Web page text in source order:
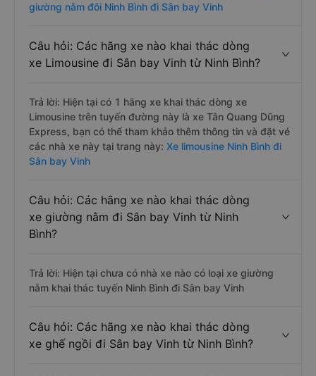
giường nằm đôi Ninh Bình đi Sân bay Vinh
Câu hỏi: Các hãng xe nào khai thác dòng
xe Limousine đi Sân bay Vinh từ Ninh Bình?
Trả lời: Hiện tại có 1 hãng xe khai thác dòng xe
Limousine trên tuyến đường này là xe Tân Quang Dũng
Express, bạn có thể tham khảo thêm thông tin và đặt vé
các nhà xe này tại trang này: Xe limousine Ninh Bình đi
Sân bay Vinh
Câu hỏi: Các hãng xe nào khai thác dòng
xe giường nằm đi Sân bay Vinh từ Ninh
Bình?
Trả lời: Hiện tại chưa có nhà xe nào có loại xe giường
nằm khai thác tuyến Ninh Bình đi Sân bay Vinh
Câu hỏi: Các hãng xe nào khai thác dòng
xe ghế ngồi đi Sân bay Vinh từ Ninh Bình?